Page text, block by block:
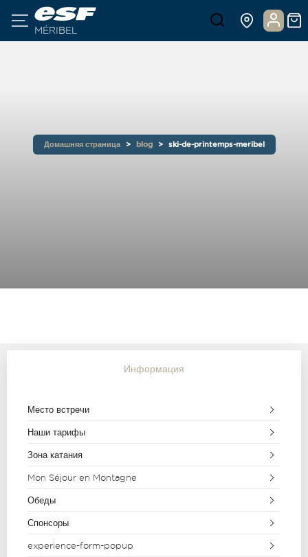
MÉRIBEL
Домашняя страница blog ski-de-printemps-meribel
Информация
Место встречи
Наши тарифы
Зона катания
Mon Séjour en Montagne
Обеды
Спонсоры
experience-form-popup